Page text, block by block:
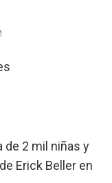
de 2 mil niñas y
Erick Beller en